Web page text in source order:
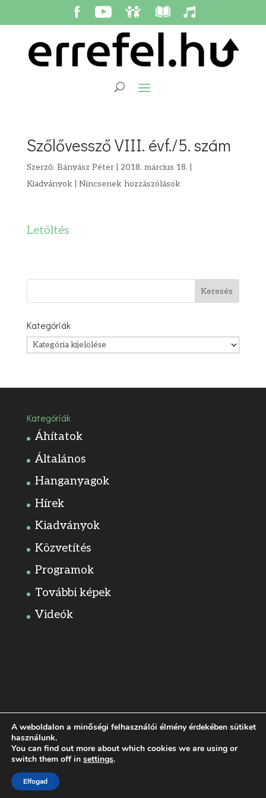
Szőlővessző VIII. évf./5. szám
Szerző: Bányász Péter| 2018. március 18.
Kiadványok
Nincsenek hozzászólások
Letöltés
Kategóriák
Kategóriák
Kategóriák
Áhítatok
Általános
Hanganyagok
Hírek
Kiadványok
Közvetítés
Programok
További képek
Videók
Dizájn:Elegant Themes
A weboldalon a minőségi felhasználói élmény érdekében sütiket
használunk.
You can find out more about which cookies we are using or
switch them off in settings.
Elfogad